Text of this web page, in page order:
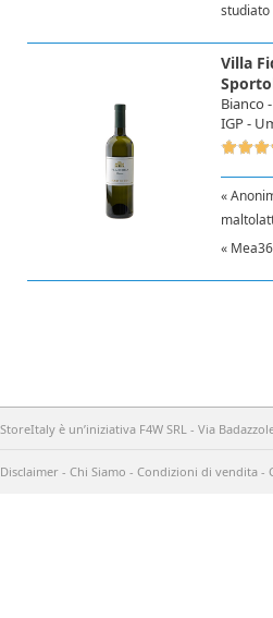
studiato
Villa
Bianco
IGP -
«
«
StoreItaly è un’iniziativa F4W SRL - Via
Disclaimer - Chi Siamo - Condizioni di vendita -